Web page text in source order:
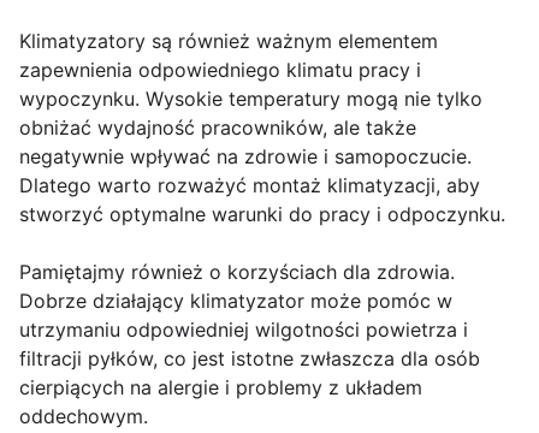
Klimatyzatory są również ważnym elementem
zapewnienia odpowiedniego klimatu pracy i
wypoczynku. Wysokie temperatury mogą nie tylko
obniżać wydajność pracowników, ale także
negatywnie wpływać na zdrowie i samopoczucie.
Dlatego warto rozważyć montaż klimatyzacji, aby
stworzyć optymalne warunki do pracy i odpoczynku.
Pamiętajmy również o korzyściach dla zdrowia.
Dobrze działający klimatyzator może pomóc w
utrzymaniu odpowiedniej wilgotności powietrza i
filtracji pyłków, co jest istotne zwłaszcza dla osób
cierpiących na alergie i problemy z układem
oddechowym.